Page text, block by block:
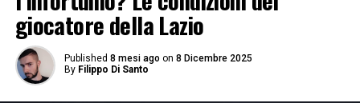
giocatore della Lazio
Published 8 mesi ago on 8 Dicembre 2025
By Filippo Di Santo